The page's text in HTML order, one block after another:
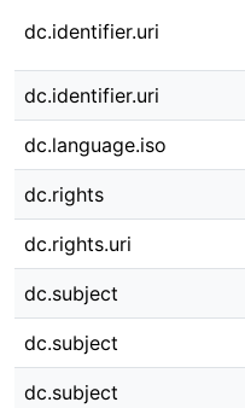
dc.identifier.uri
dc.identifier.uri
dc.language.iso
dc.rights
dc.rights.uri
dc.subject
dc.subject
dc.subject